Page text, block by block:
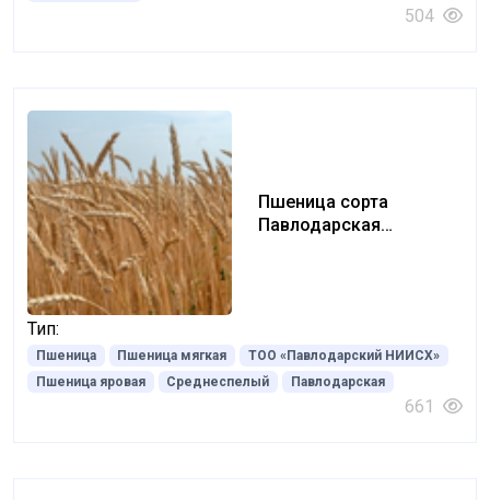
504
Пшеница сорта
Павлодарская
Тип:
Пшеница Пшеница мягкая
ТОО «Павлодарский НИИСХ»
Пшеница яровая
Среднеспелый Павлодарская
661